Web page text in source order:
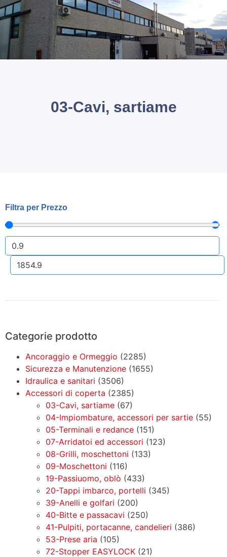
Prodotti
03-Cavi, sartiame
Filtra per Prezzo
Categorie prodotto
Ancoraggio e Ormeggio (2285)
Sicurezza e Manutenzione (1655)
Idraulica e sanitari (3506)
Accessori di coperta (2385)
03-Cavi, sartiame (67)
04-Impiombature, accessori per sartie (55)
05-Terminali e redance (151)
07-Arridatoi ed accessori (123)
08-Grilli, moschettoni (133)
09-Moschettoni (116)
19-Passiuomo, oblò (433)
20-Tappi imbarco, portelli (345)
39-Anelli e golfari (200)
40-Bitte e passacavi (250)
41-Pulpiti, portacanne, candelieri (386)
53-Prese aria (105)
72-Stopper EASYLOCK (21)